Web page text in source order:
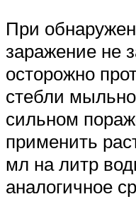
При
заражение не
осторожно
стебли
сильном
применить
мл на литр
аналогичное